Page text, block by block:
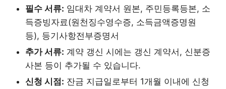
필수 서류: 임대차 계약서 원본, 주민등록등본, 소
득증빙자료(원천징수영수증, 소득금액증명원
등), 등기사항전부증명서
추가 서류: 계약 갱신 시에는 갱신 계약서, 신분증
사본 등이 추가될 수 있습니다.
신청 시점: 잔금 지급일로부터 1개월 이내에 신청